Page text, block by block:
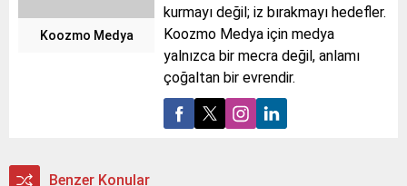
Koozmo Medya
kurmayı değil; iz bırakmayı hedefler.
Koozmo Medya için medya
yalnızca bir mecra değil, anlamı
çoğaltan bir evrendir.
Benzer Konular